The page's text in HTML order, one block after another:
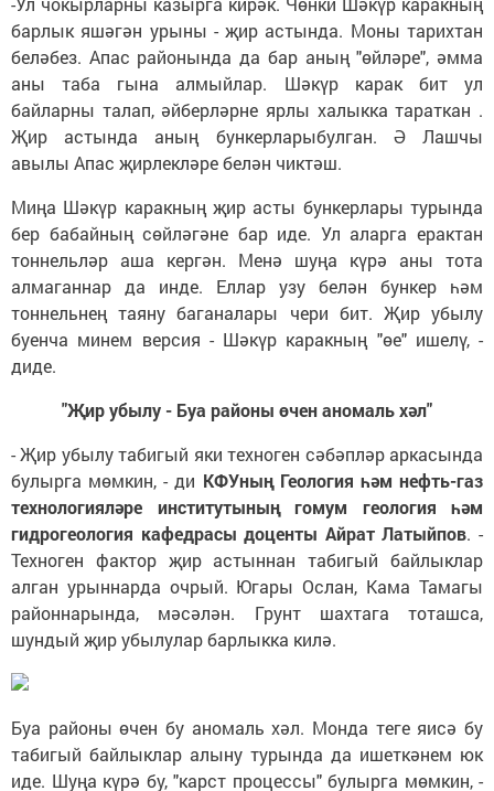
барлык яшәгән урыны - җир астында. Моны тарихтан
беләбез. Апас районында да бар аның "өйләре", әмма
аны таба гына алмыйлар. Шәкүр карак бит ул
байларны талап, әйберләрне ярлы халыкка тараткан .
Җир астында аның бункерларыбулган. Ә Лашчы
авылы Апас җирлекләре белән чиктәш.
Миңа Шәкүр каракның җир асты бункерлары турында
бер бабайның сөйләгәне бар иде. Ул аларга ерактан
тоннельләр аша кергән. Менә шуңа күрә аны тота
алмаганнар да инде. Еллар узу белән бункер һәм
тоннельнең таяну баганалары чери бит. Җир убылу
буенча минем версия - Шәкүр каракның "өе" ишелү, -
диде.
"Җир убылу - Буа районы өчен аномаль хәл"
- Җир убылу табигый яки техноген сәбәпләр аркасында
булырга мөмкин, - ди КФУның Геология һәм нефть-газ
технологияләре институтының гомум геология һәм
гидрогеология кафедрасы доценты Айрат Латыйпов. -
Техноген фактор җир астыннан табигый байлыклар
алган урыннарда очрый. Югары Ослан, Кама Тамагы
районнарында, мәсәлән. Грунт шахтага тоташса,
шундый җир убылулар барлыкка килә.
Буа районы өчен бу аномаль хәл. Монда теге яисә бу
табигый байлыклар алыну турында да ишеткәнем юк
иде. Шуңа күрә бу, "карст процессы" булырга мөмкин, -